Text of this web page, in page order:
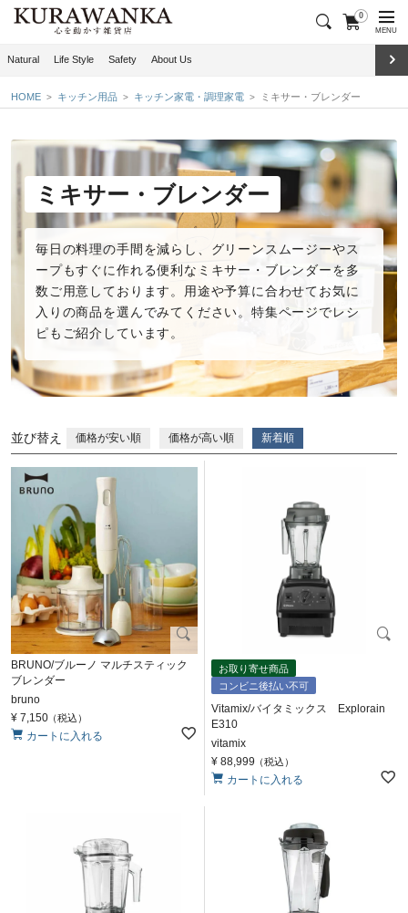
0
MENU
Natural Life Style Safety About Us
HOME キッチン用品 キッチン家電・調理家電 ミキサー・ブレンダー
ミキサー・ブレンダー
毎日の料理の手間を減らし、グリーンスムージーやス
ープもすぐに作れる便利な ミキサー・ブレンダー を多
数ご用意しております。用途や予算に合わせてお気に
入りの商品を選んでみてください。特集ページでレシ
ピもご紹介しています。
並び替え 価格が安い順 価格が高い順 新着順
BRUNO/ブルーノ マルチスティック
ブレンダー
bruno
¥ 7,150 税込
カートに入れる
お取り寄せ商品
コンビニ後払い不可
Vitamix/バイタミックス Explorain
E310
vitamix
¥ 88,999 税込
カートに入れる